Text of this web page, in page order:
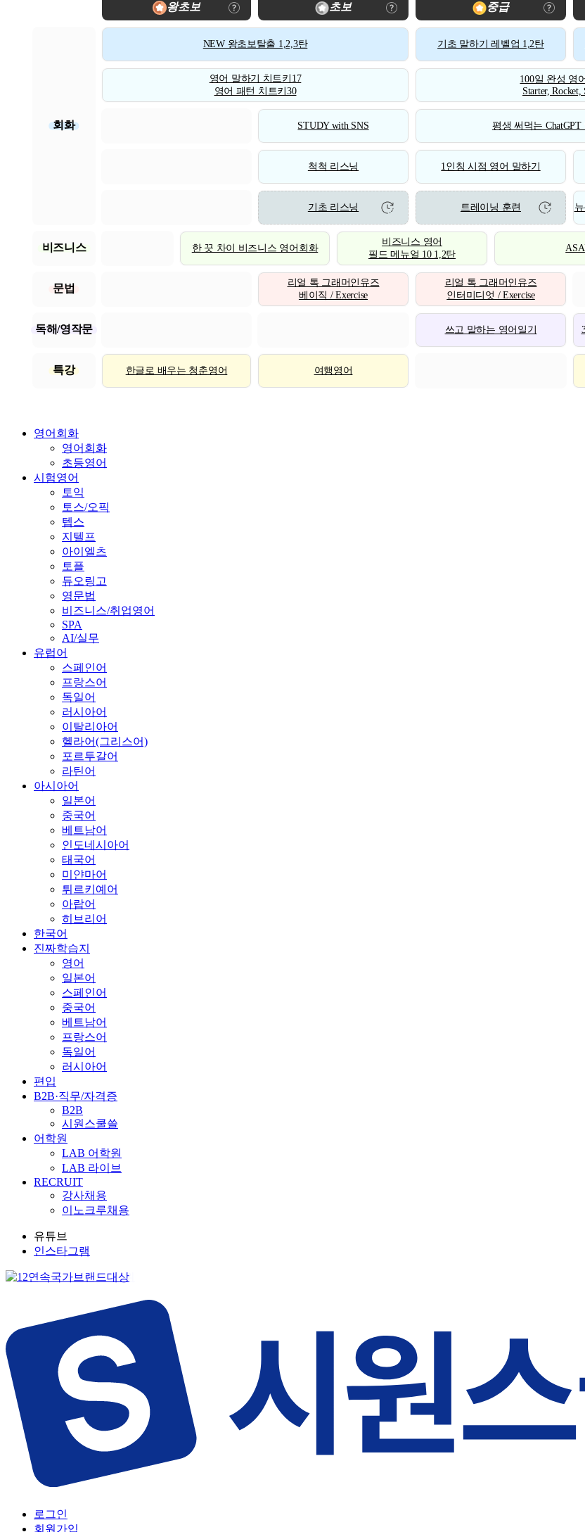
왕초보 초보 중급
회화
NEW 왕초보탈출 1,2,3탄 기초 말하기 레벨업 1,2탄
영어 말하기 치트키17
영어 패턴 치트키30
100일 완성 영
Starter,
STUDY with SNS 평생 써먹는
척척 리스닝 1인칭 시점 영어 말하기
기초 리스닝 트레이닝 훈련
비즈니스 한 끗 차이 비즈니스 영어회화
비즈니스 영어
필드 메뉴얼 10 1,2탄
문법
리얼 톡 그래머인유즈
베이직 / Exercise
리얼 톡 그래머인유즈
인터미디엇 / Exercise
독해/영작문 쓰고 말하는 영어일기
특강 한글로 배우는 청춘영어 여행영어
영어회화
영어회화
초등영어
시험영어
토익
토스/오픽
텝스
지텔프
아이엘츠
토플
듀오링고
영문법
비즈니스/취업영어
SPA
AI/실무
유럽어
스페인어
프랑스어
독일어
러시아어
이탈리아어
헬라어(그리스어)
포르투갈어
라틴어
아시아어
일본어
중국어
베트남어
인도네시아어
태국어
미얀마어
튀르키예어
아랍어
히브리어
한국어
진짜학습지
영어
일본어
스페인어
중국어
베트남어
프랑스어
독일어
러시아어
편입
B2B·직무/자격증
B2B
시원스쿨쓸
어학원
LAB 어학원
LAB 라이브
RECRUIT
강사채용
이노크루채용
유튜브
인스타그램
로그인
회원가입